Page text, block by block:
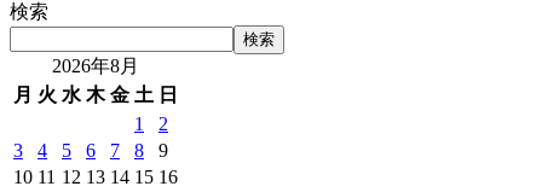
検索
検索
2026年8月
月 火 水 木 金 土 日
1
2
3
4 5 6 7 8
9
10 11 12 13 14 15 16